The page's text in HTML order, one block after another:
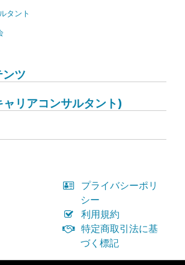
タント
ツ
リアコンサルタント)
プライバシーポリ
シー
利用規約
特定商取引法に基
づく標記